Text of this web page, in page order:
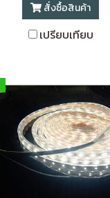
สั่งซื้อสินค้า
เปรียบเทียบ